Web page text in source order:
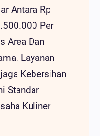
Antara Rp
Per
Area Dan
Layanan
Kebersihan
Standar
Kuliner